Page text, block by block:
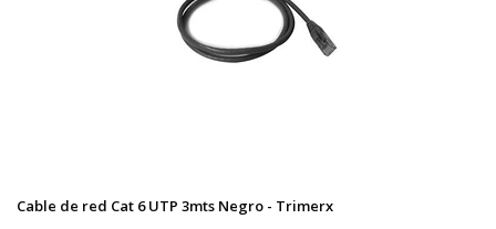
Cable de red Cat 6 UTP 3mts Negro - Trimerx